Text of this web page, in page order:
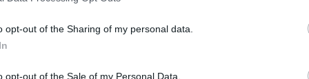
opt-out of the Sharing of my personal data.
opt-out of the Sale of my Personal Data.
erős, de nem elégé testes és hosszú mivelést
A fehér gohért főleg az olcsó tömegborokra
birtokokon a furmint és a hárslevelű dívott.